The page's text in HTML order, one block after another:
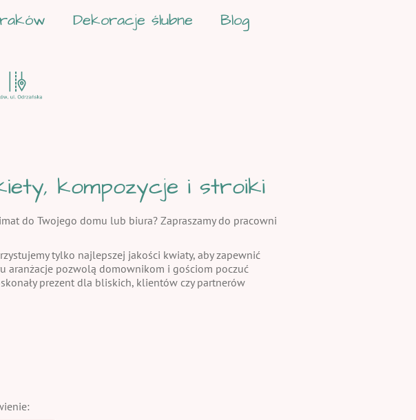
Dekoracje ślubne Blog
kompozycje i stroiki
do Twojego domu lub biura? Zapraszamy do pracowni
tylko najlepszej jakości kwiaty, aby zapewnić
aranżacje pozwolą domownikom i gościom poczuć
prezent dla bliskich, klientów czy partnerów